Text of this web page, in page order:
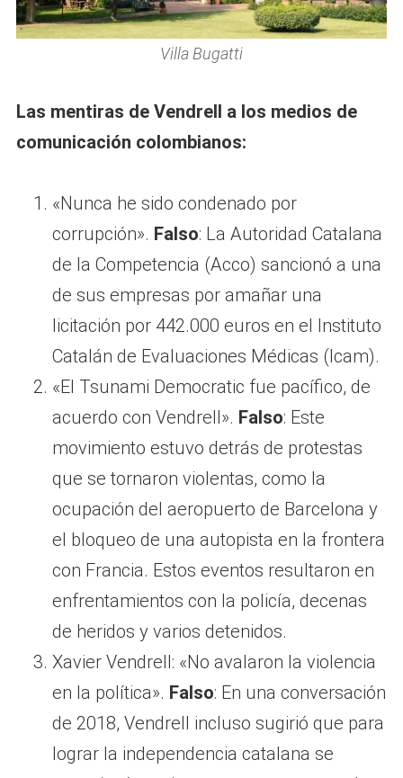
Villa Bugatti
Las mentiras de Vendrell a los medios de
comunicación colombianos:
«Nunca he sido condenado por
corrupción». Falso: La Autoridad Catalana
de la Competencia (Acco) sancionó a una
de sus empresas por amañar una
licitación por 442.000 euros en el Instituto
Catalán de Evaluaciones Médicas (Icam).
«El Tsunami Democratic fue pacífico, de
acuerdo con Vendrell». Falso: Este
movimiento estuvo detrás de protestas
que se tornaron violentas, como la
ocupación del aeropuerto de Barcelona y
el bloqueo de una autopista en la frontera
con Francia. Estos eventos resultaron en
enfrentamientos con la policía, decenas
de heridos y varios detenidos.
Xavier Vendrell: «No avalaron la violencia
en la política». Falso: En una conversación
de 2018, Vendrell incluso sugirió que para
lograr la independencia catalana se